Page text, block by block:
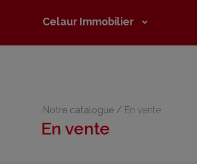
Celaur Immobilier
Notre catalogue / En vente
En vente